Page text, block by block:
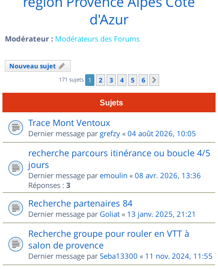
d'Azur
Modérateur : Modérateurs des Forums
Nouveau sujet
171 sujets 1 2 3 4 5 6
Sujets
Trace Mont Ventoux
Dernier message par grefzy « 04 août 2026, 10:05
recherche parcours itinérance ou boucle 4/5
jours
Dernier message par emoulin « 08 avr. 2026, 13:36
Réponses : 3
Recherche partenaires 84
Dernier message par Goliat « 13 janv. 2025, 21:21
Recherche groupe pour rouler en VTT à
salon de provence
Dernier message par Seba13300 « 11 nov. 2024, 11:55